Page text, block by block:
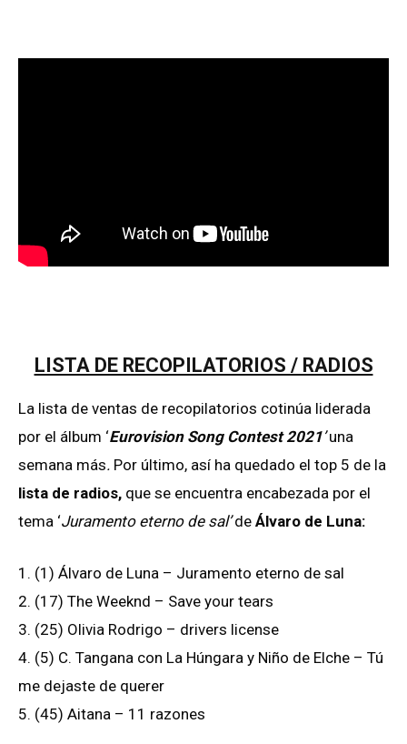
LISTA DE RECOPILATORIOS / RADIOS
La lista de ventas de recopilatorios cotinúa liderada
por el álbum ‘Eurovision Song Contest 2021’una
semana más. Por último, así ha quedado el top 5 de la
lista de radios, que se encuentra encabezada por el
tema ‘Juramento eterno de sal’de Álvaro de Luna:
1. (1) Álvaro de Luna – Juramento eterno de sal
2. (17) The Weeknd – Save your tears
3. (25) Olivia Rodrigo – drivers license
4. (5) C. Tangana con La Húngara y Niño de Elche – Tú
me dejaste de querer
5. (45) Aitana – 11 razones